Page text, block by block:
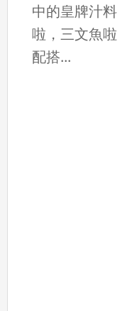
中的皇牌汁
啦，三文魚
配搭...